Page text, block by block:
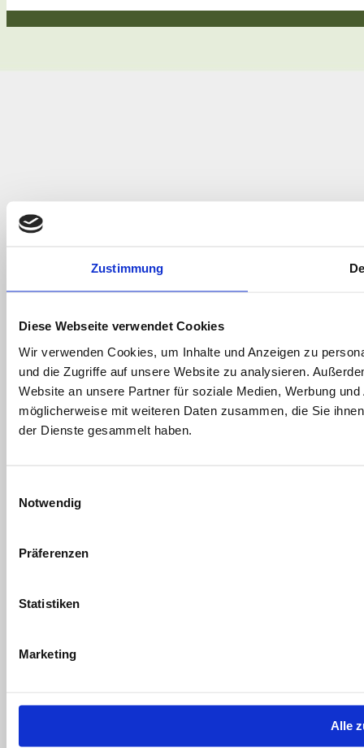
Zustimmung
Diese Webseite verwendet Cookies
Wir verwenden Cookies, um Inhalte und Anzeigen zu
und die Zugriffe auf unsere Website zu analysieren.
Website an unsere Partner für soziale Medien, Werbung
möglicherweise mit weiteren Daten zusammen, die Sie
der Dienste gesammelt haben.
Notwendig
Präferenzen
Statistiken
Marketing
Alle